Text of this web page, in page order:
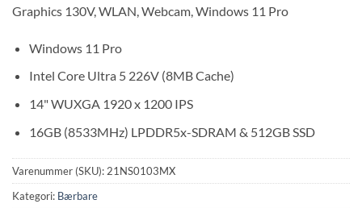
Graphics 130V, WLAN, Webcam, Windows 11 Pro
Windows 11 Pro
Intel Core Ultra 5 226V (8MB Cache)
14" WUXGA 1920 x 1200 IPS
16GB (8533MHz) LPDDR5x-SDRAM & 512GB SSD
Varenummer (SKU):21NS0103MX
Kategori: Bærbare